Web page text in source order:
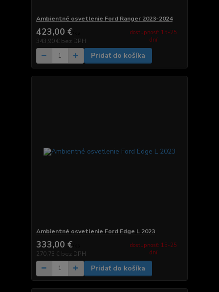
Ambientné osvetlenie Ford Ranger 2023-2024
423,00 €
343,90 € bez DPH
dostupnosť: 15-25
dní
Pridať do košíka
Ambientné osvetlenie Ford Edge L 2023
333,00 €
270,73 € bez DPH
dostupnosť: 15-25
dní
Pridať do košíka